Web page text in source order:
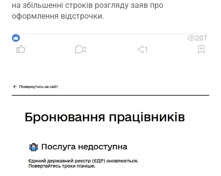
на збільшенні строків розгляду заяв про
оформлення відстрочки.
3
207
2
1